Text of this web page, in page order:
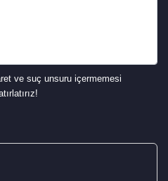
ve suç unsuru içermemesi